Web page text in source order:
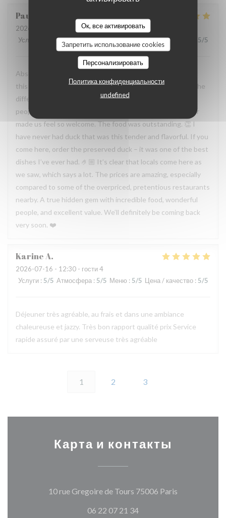
Ок, все активировать
Запретить использование cookies
Персонализировать
Политика конфиденциальности
undefined
Paula
2026-07-19
- 19:30 - гости 2
Услуги
Атмосфера:5/5 Меню:5/5 Цена / качество 5/5
Absolutely incredible experience. You can immediately tell
this is a family-run restaurant, and that warmth makes all the
difference. The owners are genuinely some of the nicest
people we’ve met. The husband, wife, and the grandfather
made us feel so welcome. The food was outstanding. 👏 I
have never had duck that was this tender and flavorful. If you
come here, order the preserved duck – it was one of the best
dishes I’ve ever had. 🤌🏼 It’s clear that locals come here as
we saw, which says a lot. The prices are amazing, especially
compared to some of the overpriced, pretentious restaurants
nearby. A true hidden gem with incredible food, wonderful
people, and excellent value. We’ll definitely be coming back
very soon. ❤️
KarineA
2026-07-16 - 12:30 - гости 4
Услуги : 5/5 Атмосфера : 5/5 Меню : 5/5 Цена / качество : 5/5
Déjeuner très agréable, au frais et dans une ambiance
chaleureuse et jazzy. Très bon rapport qualité prix Service
rapide assuré par une serveuse très agréable
1 2 3
Карта и контакты
10 rue Gregoire de Tours 75006 Paris
06 22 07 21 34